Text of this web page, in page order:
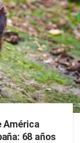
América
68 años